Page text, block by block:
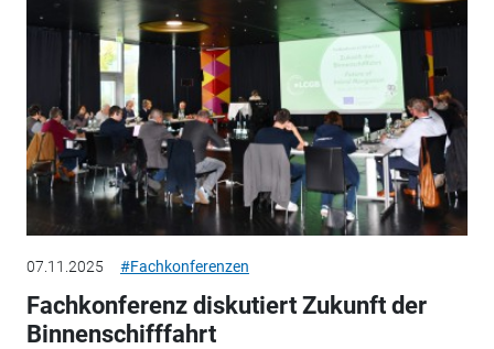
07.11.2025 #Fachkonferenzen
Fachkonferenz diskutiert Zukunft der
Binnenschifffahrt